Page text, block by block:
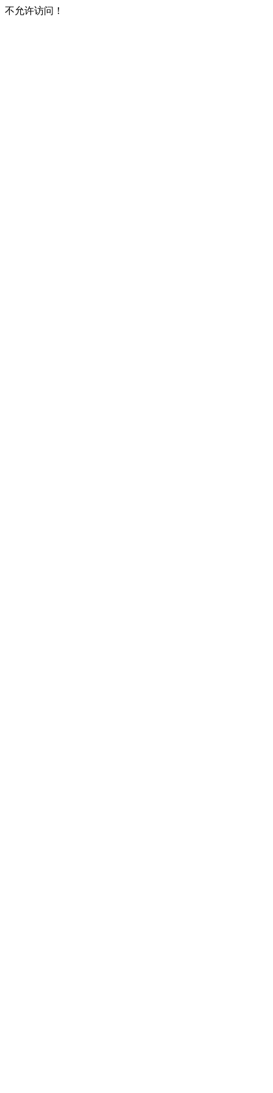
不允许访问！